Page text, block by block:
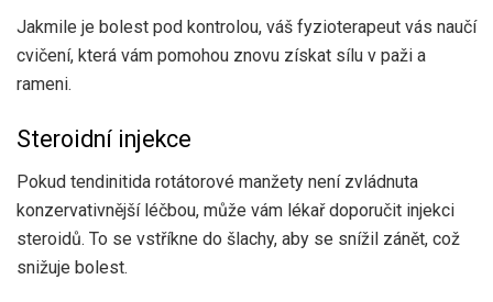
Jakmile je bolest pod kontrolou, váš fyzioterapeut vás naučí
cvičení, která vám pomohou znovu získat sílu v paži a
rameni.
Steroidní injekce
Pokud tendinitida rotátorové manžety není zvládnuta
konzervativnější léčbou, může vám lékař doporučit injekci
steroidů. To se vstříkne do šlachy, aby se snížil zánět, což
snižuje bolest.